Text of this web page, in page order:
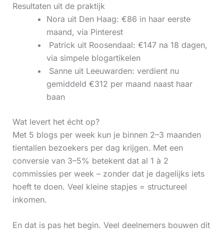
Resultaten uit de praktijk
Nora uit Den Haag: €86 in haar eerste
maand, via Pinterest
‍ Patrick uit Roosendaal: €147 na 18 dagen,
via simpele blogartikelen
‍ Sanne uit Leeuwarden: verdient nu
gemiddeld €312 per maand naast haar
baan
Wat levert het écht op?
Met 5 blogs per week kun je binnen 2–3 maanden
tientallen bezoekers per dag krijgen. Met een
conversie van 3–5% betekent dat al 1 à 2
commissies per week – zonder dat je dagelijks iets
hoeft te doen. Veel kleine stapjes = structureel
inkomen.
En dat is pas het begin. Veel deelnemers bouwen dit